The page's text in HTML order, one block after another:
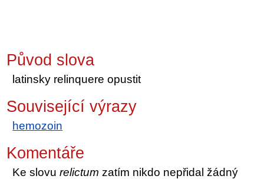
Původ slova
latinsky relinquere opustit
Související výrazy
hemozoin
Komentáře
Ke slovurelictum zatím nikdo nepřidal žádný